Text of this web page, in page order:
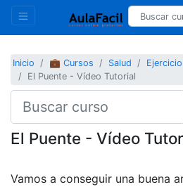
Inicio 💼 Cursos Salud Ejercicio
El Puente - Vídeo Tutorial
El Puente - Vídeo
Vamos a conseguir una buena